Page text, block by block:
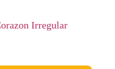
Irregular